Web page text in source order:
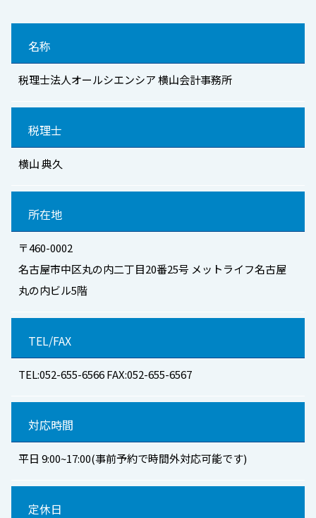
名称
税理士法人オールシエンシア 横山会計事務所
税理士
横山 典久
所在地
〒460-0002
名古屋市中区丸の内二丁目20番25号 メットライフ名古屋
丸の内ビル5階
TEL/FAX
TEL:052-655-6566 FAX:052-655-6567
対応時間
平日 9:00~17:00(事前予約で時間外対応可能です)
定休日